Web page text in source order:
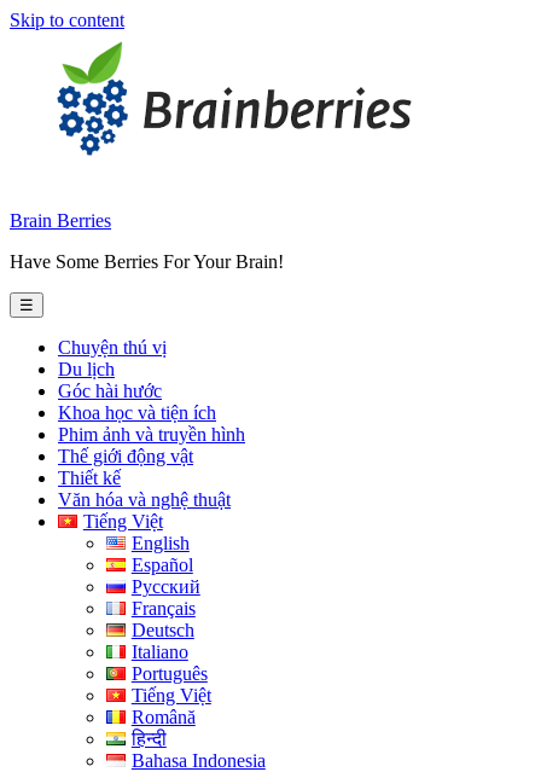
Skip to content
Brain Berries
Have Some Berries For Your Brain!
☰
Chuyện thú vị
Du lịch
Góc hài hước
Khoa học và tiện ích
Phim ảnh và truyền hình
Thế giới động vật
Thiết kế
Văn hóa và nghệ thuật
Tiếng Việt
English
Español
Русский
Français
Deutsch
Italiano
Português
Tiếng Việt
Română
हिन्दी
Bahasa Indonesia